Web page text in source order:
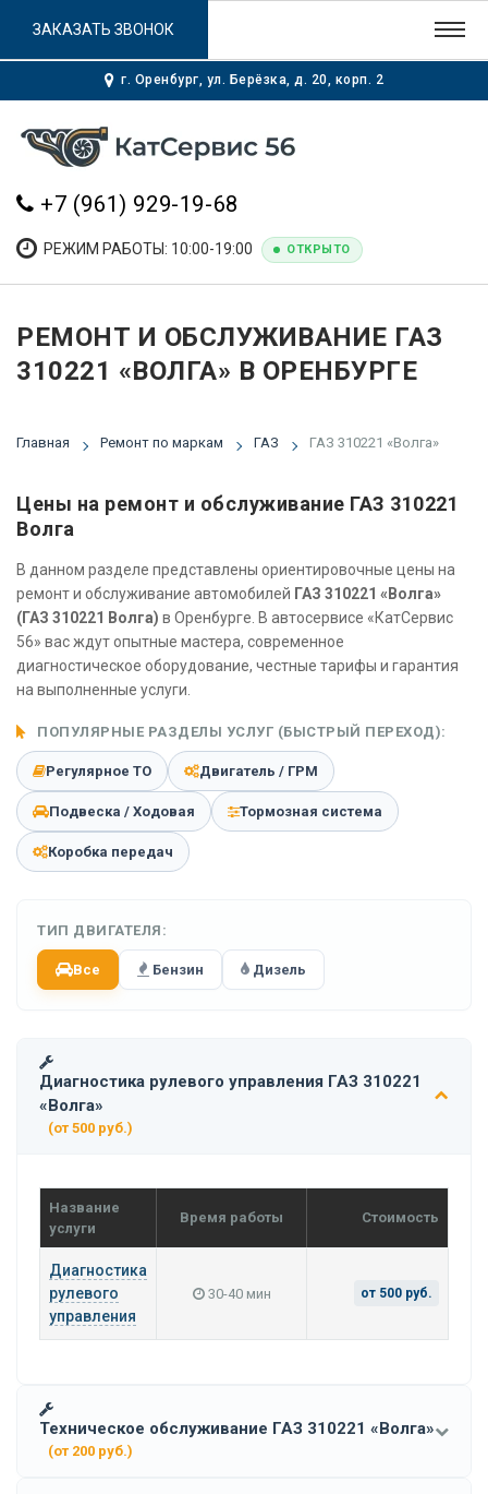
г. Оренбург, ул. Берёзка, д. 20, корп. 2
+7 (961) 929-19-68
РЕЖИМ РАБОТЫ: 10:00-19:00 ОТКРЫТО
ЗАКАЗАТЬ ЗВОНОК
РЕМОНТ И ОБСЛУЖИВАНИЕ ГАЗ
310221 «ВОЛГА» В ОРЕНБУРГЕ
Главная Ремонт по маркам ГАЗ ГАЗ 310221 «Волга»
Цены на ремонт и обслуживание ГАЗ 310221
Волга
В данном разделе представлены ориентировочные цены на
ремонт и обслуживание автомобилей ГАЗ 310221 «Волга»
(ГАЗ 310221 Волга) в Оренбурге. В автосервисе «КатСервис
56» вас ждут опытные мастера, современное
диагностическое оборудование, честные тарифы и гарантия
на выполненные услуги.
ПОПУЛЯРНЫЕ РАЗДЕЛЫ УСЛУГ (БЫСТРЫЙ ПЕРЕХОД):
Регулярное ТО Двигатель / ГРМ
Подвеска / Ходовая Тормозная система
Коробка передач
ТИП ДВИГАТЕЛЯ:
Все Бензин Дизель
Диагностика рулевого управления ГАЗ 310221
«Волга»
(от 500 руб.)
Название
услуги
Время работы Стоимость
Диагностика
рулевого
управления
30-40 мин от 500 руб.
Техническое обслуживание ГАЗ 310221 «Волга»
(от 200 руб.)